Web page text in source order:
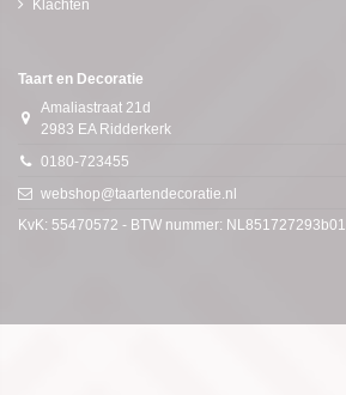
Klachten
Taart en Decoratie
Amaliastraat 21d
2983 EA Ridderkerk
0180-723455
webshop@taartendecoratie.nl
KvK: 55470572 - BTW nummer: NL851727293b01